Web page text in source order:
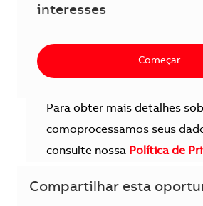
interesses
Começar
Para obter mais detalhes
comoprocessamos seus
consulte nossa Política de
Compartilhar esta